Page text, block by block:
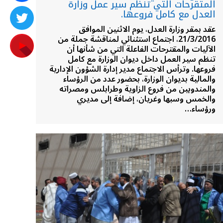
المتقرحات التي تنظم سير عمل وزارة
العدل مع كامل فروعها.
عقد بمقر وزارة العدل، يوم الاثنين الموافق
21/3/2016، اجتماع استثنائي لمناقشة جملة من
الآليات والمقترحات الفاعلة التي من شأنها أن
تنظم سير العمل داخل ديوان الوزارة مع كامل
فروعها. وترأس الاجتماع مدير إدارة الشؤون الإدارية
والمالية بديوان الوزارة، بحضور عدد من الرؤساء
والمندوبين من فروع الزاوية وطرابلس ومصراته
والخمس وسبها وغريان، إضافة إلى مديري
ورؤساء…